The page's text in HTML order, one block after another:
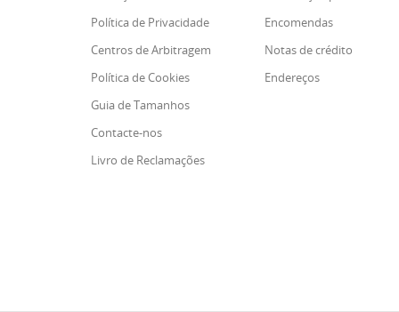
Política de Privacidade
Centros de Arbitragem
Política de Cookies
Guia de Tamanhos
Contacte-nos
Livro de Reclamações
Encomendas
Notas de crédito
Endereços